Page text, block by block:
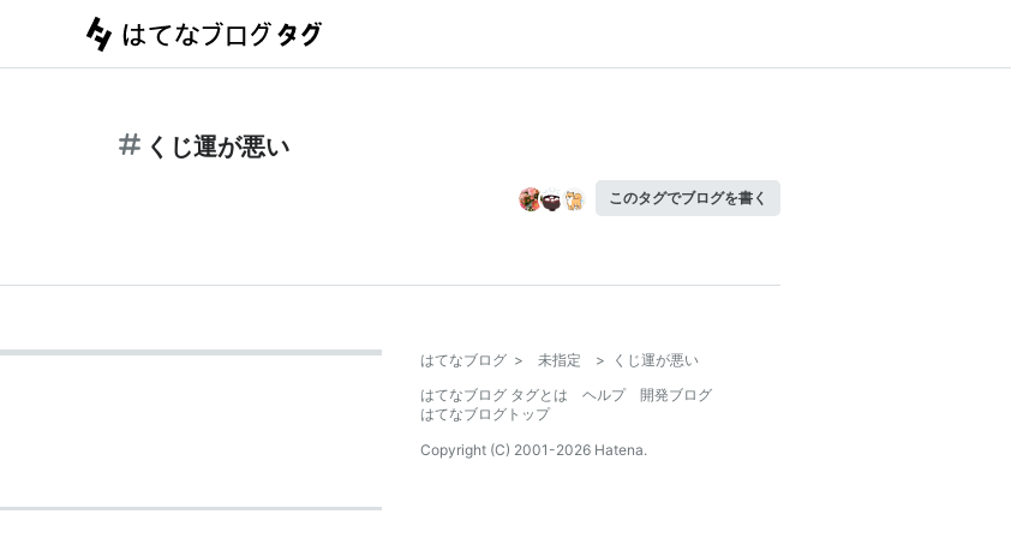
くじ運が悪い
このタグでブログを書く
はてなブログ > 未指定 >
くじ運が悪い
はてなブログ タグとは
ヘルプ
開発ブログ
はてなブログトップ
Copyright (C) 2001-2026 Hatena.